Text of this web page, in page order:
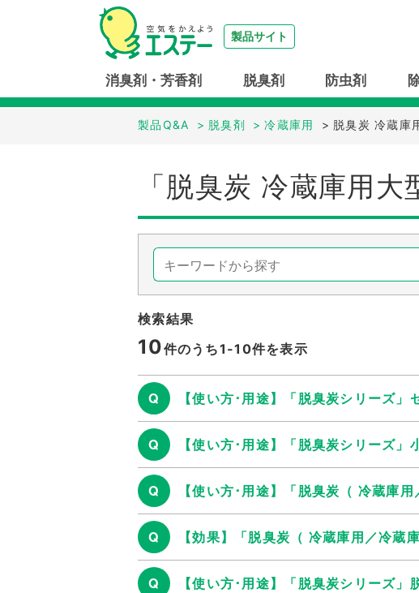
製品サイト
消臭剤・芳香剤 脱臭剤 防虫剤
製品Q&A > 脱臭剤 > 冷蔵庫用 > 脱臭炭 冷蔵庫
「脱臭炭 冷蔵庫用
検索結果
10件のうち1-10件を表示
Q 【使い方･用途】「脱臭炭シリーズ
Q 【使い方･用途】「脱臭炭シリーズ
Q 【使い方･用途】「脱臭炭（ 冷蔵庫
Q 【効果】「脱臭炭（ 冷蔵庫用／冷蔵
Q 【使い方･用途】「脱臭炭シリーズ」